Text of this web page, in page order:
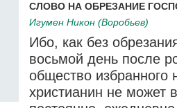
СЛОВО НА ОБРЕЗАНИЕ
Игумен Никон (Воробьев)
Ибо, как без
восьмой день после
общество избранного
христианин не